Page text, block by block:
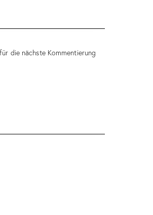
die nächste Kommentierung